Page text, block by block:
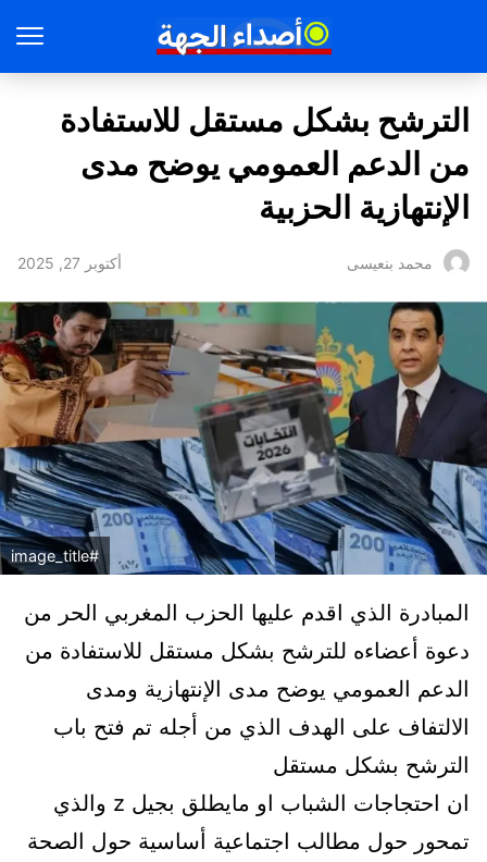
الترشح بشكل مستقل للاستفادة
من الدعم العمومي يوضح مدى
الإنتهازية الحزبية
محمد بنعيسى أكتوبر 27, 2025
#image_title
المبادرة الذي اقدم عليها الحزب المغربي الحر من
دعوة أعضاءه للترشح بشكل مستقل للاستفادة من
الدعم العمومي يوضح مدى الإنتهازية ومدى
الالتفاف على الهدف الذي من أجله تم فتح باب
الترشح بشكل مستقل
ان احتجاجات الشباب او مايطلق بجيل z والذي
تمحور حول مطالب اجتماعية أساسية حول الصحة